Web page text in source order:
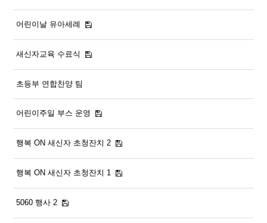
어린이날 유아세례
새신자교육 수료식
초등부 연합찬양 팀
어린이주일 부스 운영
행복 ON 새신자 초청잔치 2
행복 ON 새신자 초청잔치 1
5060 행사 2